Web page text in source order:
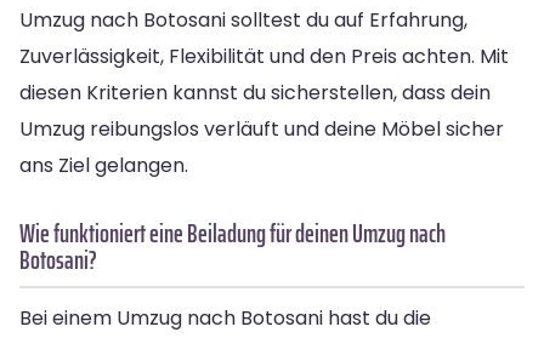
Umzug nach Botosani solltest du auf Erfahrung,
Zuverlässigkeit, Flexibilität und den Preis achten. Mit
diesen Kriterien kannst du sicherstellen, dass dein
Umzug reibungslos verläuft und deine Möbel sicher
ans Ziel gelangen.
Wie funktioniert eine Beiladung für deinen Umzug nach
Botosani?
Bei einem Umzug nach Botosani hast du die